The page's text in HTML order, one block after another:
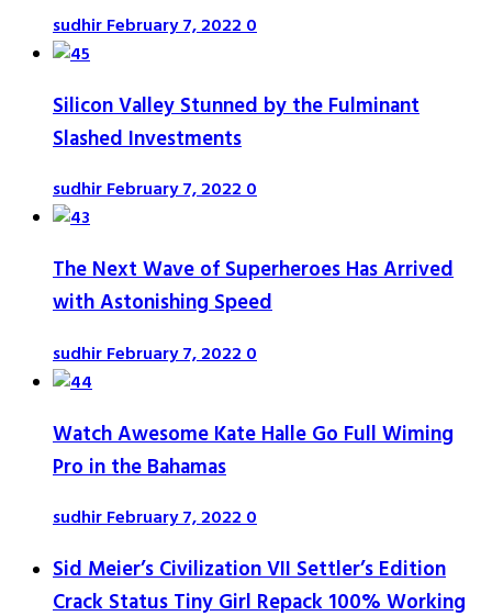
sudhirFebruary 7, 20220
Silicon Valley Stunned by the Fulminant
Slashed Investments
sudhirFebruary 7, 20220
The Next Wave of Superheroes Has Arrived
with Astonishing Speed
sudhirFebruary 7, 20220
Watch Awesome Kate Halle Go Full Wiming
Pro in the Bahamas
sudhirFebruary 7, 20220
Sid Meier’s Civilization VII Settler’s Edition
Crack Status Tiny Girl Repack 100% Working